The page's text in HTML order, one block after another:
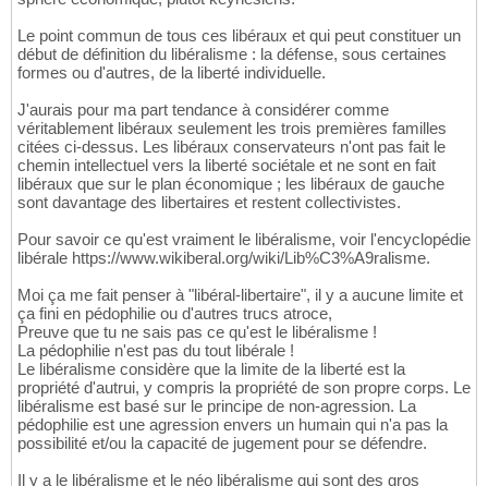
Le point commun de tous ces libéraux et qui peut constituer un
début de définition du libéralisme : la défense, sous certaines
formes ou d'autres, de la liberté individuelle.
J'aurais pour ma part tendance à considérer comme
véritablement libéraux seulement les trois premières familles
citées ci-dessus. Les libéraux conservateurs n'ont pas fait le
chemin intellectuel vers la liberté sociétale et ne sont en fait
libéraux que sur le plan économique ; les libéraux de gauche
sont davantage des libertaires et restent collectivistes.
Pour savoir ce qu'est vraiment le libéralisme, voir l'encyclopédie
libérale https://www.wikiberal.org/wiki/Lib%C3%A9ralisme.
Moi ça me fait penser à "libéral-libertaire", il y a aucune limite et
ça fini en pédophilie ou d'autres trucs atroce,
Preuve que tu ne sais pas ce qu'est le libéralisme !
La pédophilie n'est pas du tout libérale !
Le libéralisme considère que la limite de la liberté est la
propriété d'autrui, y compris la propriété de son propre corps. Le
libéralisme est basé sur le principe de non-agression. La
pédophilie est une agression envers un humain qui n'a pas la
possibilité et/ou la capacité de jugement pour se défendre.
Il y a le libéralisme et le néo libéralisme qui sont des gros